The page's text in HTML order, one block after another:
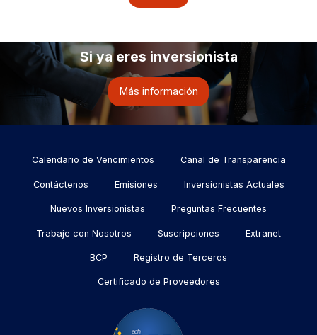
Si ya eres inversionista
Más información
Menu
footer
Calendario de Vencimientos Canal de Transparencia
Contáctenos Emisiones Inversionistas Actuales
Nuevos Inversionistas Preguntas Frecuentes
Trabaje con Nosotros Suscripciones Extranet
BCP Registro de Terceros
Certificado de Proveedores